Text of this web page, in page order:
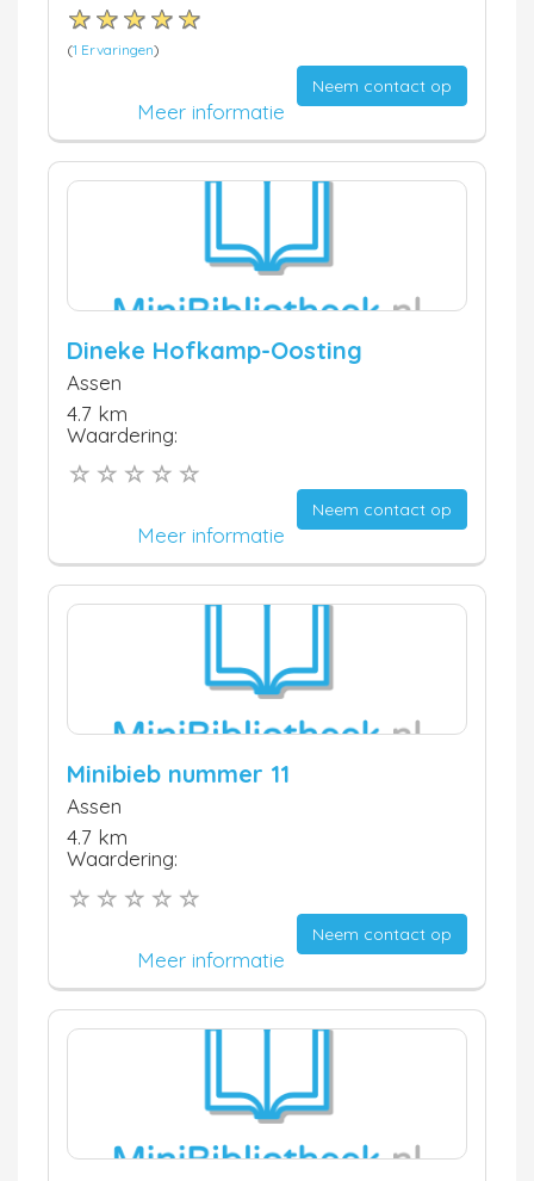
(1 Ervaringen)
Neem contact op
Meer informatie
Dineke Hofkamp-Oosting
Assen
4.7 km
Waardering:
Neem contact op
Meer informatie
Minibieb nummer 11
Assen
4.7 km
Waardering:
Neem contact op
Meer informatie